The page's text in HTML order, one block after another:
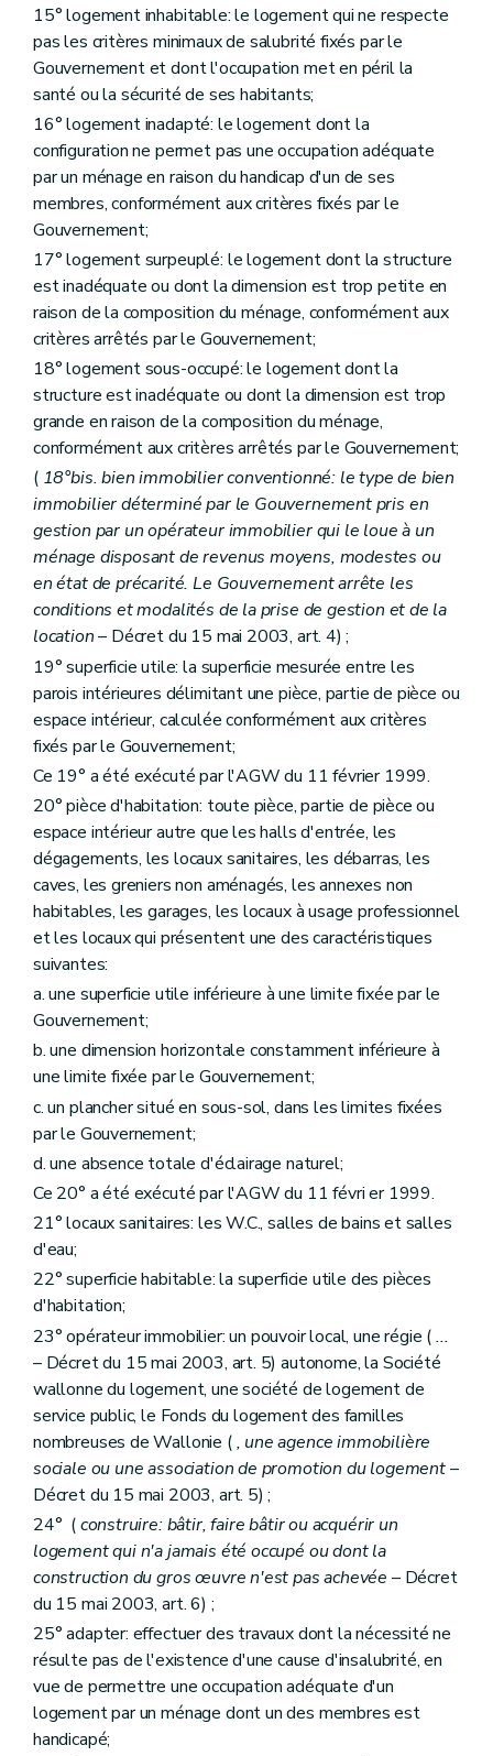
Sous-section 4 Du comité d'orientation de la Société
Art. 1072
Section 7 Du contrat de gestion
Art. 108
Art. 109
Art. 110
Art. 111
Section 8
Du Comité de gestion financière et des contrôles
Sous-section première Du comité de gestion financière
Art. 112
Art. 113
Art. 114
Sous-section 2 (Des commissaires du Gouvernement
Art. 115
Sous-section 3 Du contrôle révisoral
Art. 116
Section 9
Du budget, de la comptabilité, des programmes d'investissements
Art. 117 à 126
Section 10 Du personnel
Art. 127
Art. 128
Art. 129
Chapitre II Des sociétés de logement de service public
Section première Des missions et moyens d'action
Art. 130
Art. 131
Art. 132
Art. 133
Art. 134
Art. 135
Art. 136
Art. 137
Section 2 De la structure des sociétés de logement de service public
Sous-section première
Du capital
Art. 138
Sous-section 2
Art. 139
Art. 140
Art. 141
Art. 142
Art. 143
Art. 144
Art. 145
Sous-section 3 De l'assemblée générale
Art. 146
Sous-section 4
Du conseil d'administration
Art. 148
Art. 149
Art. 150
Art. 151
Art. 152
Sous-section 5 Des comités consultatifs des locataires et des propriétaires
Art. 153
Art. 154
Art. 155
Art. 156
Art. 157
Sous-section 6 Du directeur-gérant
Sous-section 7 Du personnel
Sous-section 8
Art. 160
Art. 161
Art. 162
Section 3 De la tutelle administrative
Sous-section première De la tutelle
Art. 163
Art. 164
Art. 165
Sous-section 2 Du commissaire
Art. 166
Art. 167
Art. 168
Art. 169
Sous-section 3
Art. 170
Art. 171
Section 4 Du Fonds régional de solidarité
Art. 172
Art. 173
Section 5
15° logement inhabitable: le logement qui ne respecte
pas les critères minimaux de salubrité fixés par le
Gouvernement et dont l'occupation met en péril la
santé ou la sécurité de ses habitants;
16° logement inadapté: le logement dont la
configuration ne permet pas une occupation adéquate
par un ménage en raison du handicap d'un de ses
membres, conformément aux critères fixés par le
Gouvernement;
17° logement surpeuplé: le logement dont la structure
est inadéquate ou dont la dimension est trop petite en
raison de la composition du ménage, conformément aux
critères arrêtés par le Gouvernement;
18° logement sous-occupé: le logement dont la
structure est inadéquate ou dont la dimension est trop
grande en raison de la composition du ménage,
conformément aux critères arrêtés par le Gouvernement;
( 18°bis. bien immobilier conventionné: le type de bien
immobilier déterminé par le Gouvernement pris en
gestion par un opérateur immobilier qui le loue à un
ménage disposant de revenus moyens, modestes ou
en état de précarité. Le Gouvernement arrête les
conditions et modalités de la prise de gestion et de la
location– Décret du 15 mai 2003, art. 4) ;
19° superficie utile: la superficie mesurée entre les
parois intérieures délimitant une pièce, partie de pièce ou
espace intérieur, calculée conformément aux critères
fixés par le Gouvernement;
Ce 19° a été exécuté par l'AGW du 11 février 1999.
20° pièce d'habitation: toute pièce, partie de pièce ou
espace intérieur autre que les halls d'entrée, les
dégagements, les locaux sanitaires, les débarras, les
caves, les greniers non aménagés, les annexes non
habitables, les garages, les locaux à usage professionnel
et les locaux qui présentent une des caractéristiques
suivantes:
a. une superficie utile inférieure à une limite fixée par le
Gouvernement;
b. une dimension horizontale constamment inférieure à
une limite fixée par le Gouvernement;
c. un plancher situé en sous-sol, dans les limites fixées
par le Gouvernement;
d. une absence totale d'éclairage naturel;
Ce 20° a été exécuté par l'AGW du 11 févri er 1999.
21° locaux sanitaires: les W.C., salles de bains et salles
d'eau;
22° superficie habitable: la superficie utile des pièces
d'habitation;
23° opérateur immobilier: un pouvoir local, une régie (...
– Décret du 15 mai 2003, art. 5) autonome, la Société
wallonne du logement, une société de logement de
service public, le Fonds du logement des familles
nombreuses de Wallonie (, une agence immobilière
sociale ou une association de promotion du logement–
Décret du 15 mai 2003, art. 5) ;
24° (construire: bâtir, faire bâtir ou acquérir un
logement qui n'a jamais été occupé ou dont la
construction du gros œuvre n'est pas achevée – Décret
du 15 mai 2003, art. 6) ;
25° adapter: effectuer des travaux dont la nécessité ne
résulte pas de l'existence d'une cause d'insalubrité, en
vue de permettre une occupation adéquate d'un
logement par un ménage dont un des membres est
handicapé;